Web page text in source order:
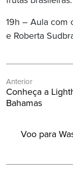
19h – Aula com
e Roberta
de
Post
Anterior
Post
Anterior:
Conheça a
Bahamas
Próximo
Voo para